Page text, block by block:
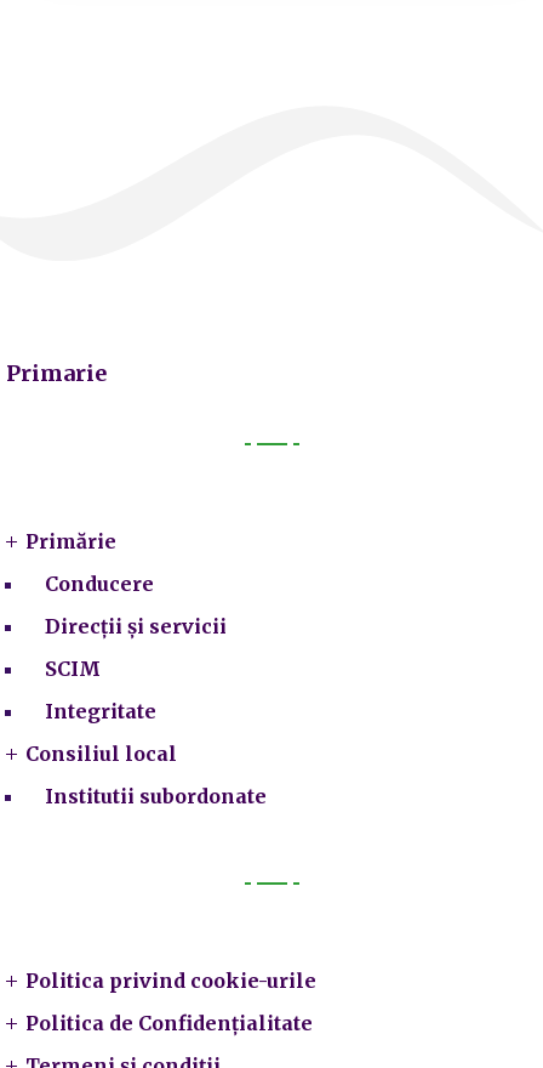
Primarie
Primărie
Conducere
Direcții și servicii
SCIM
Integritate
Consiliul local
Institutii subordonate
Politica privind cookie-urile
Politica de Confidențialitate